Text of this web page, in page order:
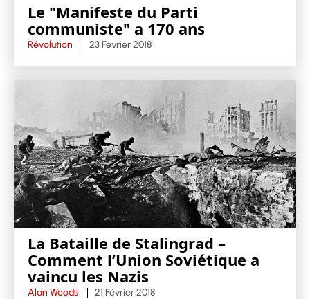
Le "Manifeste du Parti
communiste" a 170 ans
Révolution 23 Février 2018
La Bataille de Stalingrad –
Comment l’Union Soviétique a
vaincu les Nazis
Alan Woods 21 Février 2018